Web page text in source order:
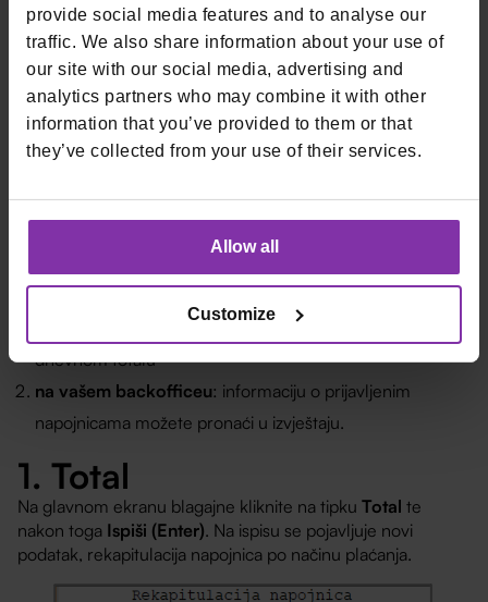
provide social media features and to analyse our
traffic. We also share information about your use of
our site with our social media, advertising and
analytics partners who may combine it with other
information that you’ve provided to them or that
they’ve collected from your use of their services.
Allow all
Customize
Napomena: Osim ako napojnica nije bila plaćena na POS
terminal koji je integriran s blagajnom (mogućnost koju će
imati vrlo brzo), bit će
potrebno ručno unijeti iznos svake napojnice i način
plaćanja napojnice za pravilnu fiskalizaciju iznosa napojnice.
Kako prekontrolirati
primljene napojnice?
Postoje dva načina na koje možete kontrolirati svoje
fiskalizirane napojnice:
: ukupan je zbroj napojnica vidljiv na
dnevnom totalu
na vašem backofficeu: informaciju o prijavljenim
napojnicama možete pronaći u izvještaju.
1. Total
Na glavnom ekranu blagajne kliknite na tipkuTotalte
nakon toga Ispiši (Enter). Na ispisu se pojavljuje novi
podatak, rekapitulacija napojnica po načinu plaćanja.